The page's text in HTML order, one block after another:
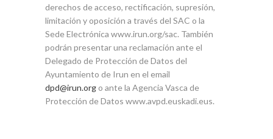
derechos de acceso, rectificación, supresión,
limitación y oposición a través del SAC o la
Sede Electrónica www.irun.org/sac. También
podrán presentar una reclamación ante el
Delegado de Protección de Datos del
Ayuntamiento de Irun en el email
dpd@irun.org o ante la Agencia Vasca de
Protección de Datos www.avpd.euskadi.eus.